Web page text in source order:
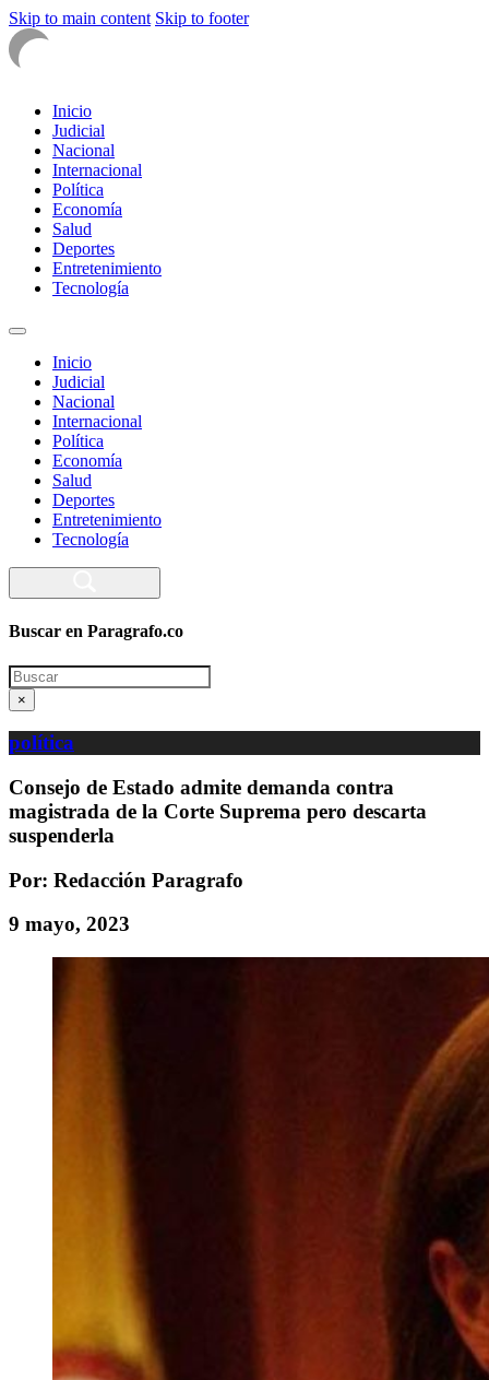
Skip to main content Skip to footer
Inicio
Judicial
Nacional
Internacional
Política
Economía
Salud
Deportes
Entretenimiento
Tecnología
Inicio
Judicial
Nacional
Internacional
Política
Economía
Salud
Deportes
Entretenimiento
Tecnología
Buscar en Paragrafo.co
Search
×
política
Consejo de Estado admite demanda contra
magistrada de la Corte Suprema pero descarta
suspenderla
Por: Redacción Paragrafo
9 mayo, 2023